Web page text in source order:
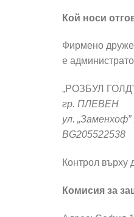
Кой носи
Фирмено
е
„РОЗБУЛ
гр. ПЛЕВЕН
ул. „Заменхоф”
BG205522538
Контрол върху
Комисия за